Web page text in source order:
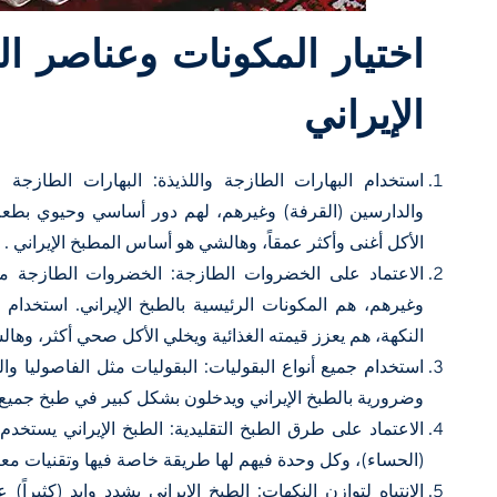
اختيار المكونات وعناصر
الإيراني
استخدام البهارات الطازجة واللذيذة: البهارات
والدارسين (القرفة) وغيرهم، لهم دور أساسي وحيوي
الأكل أغنى وأكثر عمقاً، وهالشي هو أساس المطبخ الإيراني .
الاعتماد على الخضروات الطازجة: الخضروات الطازجة
وغيرهم، هم المكونات الرئيسية بالطبخ الإيراني.
النكهة، هم يعزز قيمته الغذائية ويخلي الأكل صحي أكثر،
استخدام جميع أنواع البقوليات: البقوليات مثل
وضرورية بالطبخ الإيراني ويدخلون بشكل كبير في طبخ
الاعتماد على طرق الطبخ التقليدية: الطبخ الإيراني
(الحساء)، وكل وحدة فيهم لها طريقة خاصة فيها وتقنيات
الانتباه لتوازن النكهات: الطبخ الإيراني يشدد وايد